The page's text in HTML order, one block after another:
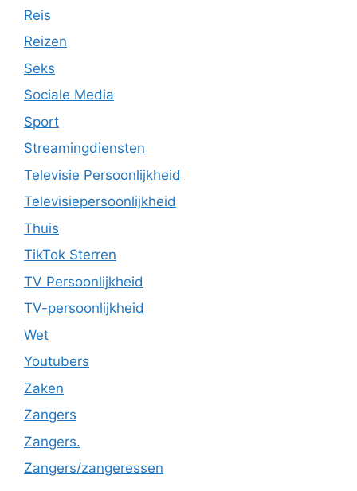
Reis
Reizen
Seks
Sociale Media
Sport
Streamingdiensten
Televisie Persoonlijkheid
Televisiepersoonlijkheid
Thuis
TikTok Sterren
TV Persoonlijkheid
TV-persoonlijkheid
Wet
Youtubers
Zaken
Zangers
Zangers.
Zangers/zangeressen